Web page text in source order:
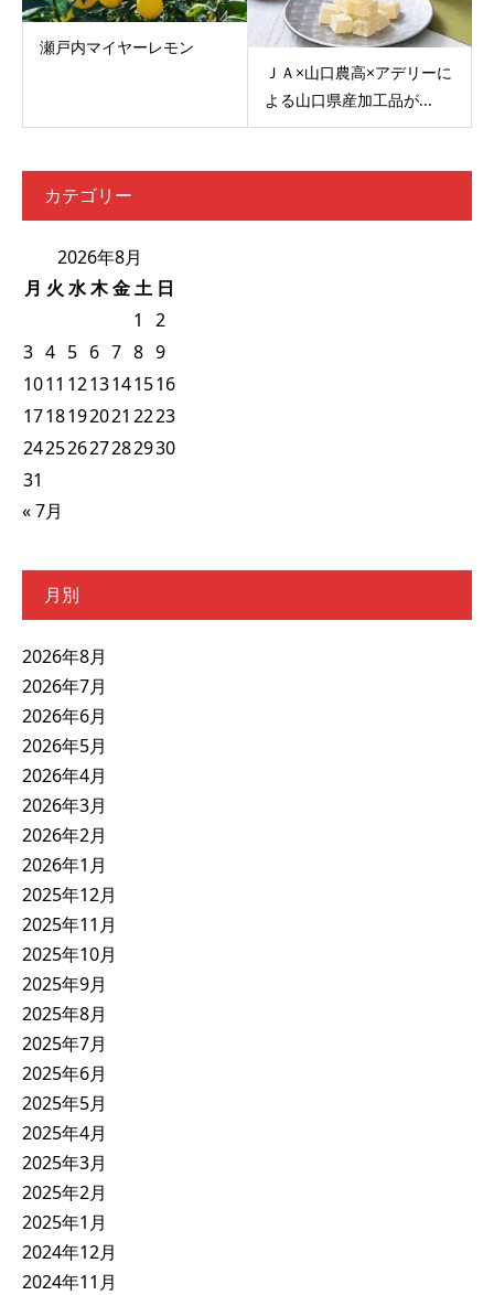
瀬戸内マイヤーレモン
ＪＡ×山口農高×アデリーに
よる山口県産加工品が...
カテゴリー
2026年8月
月 火 水木金土 日
1
2
3 4 5 6 7 8 9
1011 1213141516
1718192021 2223
24252627282930
31
« 7月
月別
2026年8月
2026年7月
2026年6月
2026年5月
2026年4月
2026年3月
2026年2月
2026年1月
2025年12月
2025年11月
2025年10月
2025年9月
2025年8月
2025年7月
2025年6月
2025年5月
2025年4月
2025年3月
2025年2月
2025年1月
2024年12月
2024年11月